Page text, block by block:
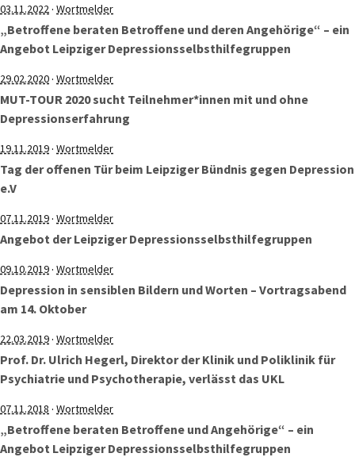
03.11.2022· Wortmelder
„Betroffene beraten Betroffene und deren Angehörige“ – ein
Angebot Leipziger Depressionsselbsthilfegruppen
29.02.2020· Wortmelder
MUT-TOUR 2020 sucht Teilnehmer*innen mit und ohne
Depressionserfahrung
19.11.2019· Wortmelder
Tag der offenen Tür beim Leipziger Bündnis gegen Depression
e.V
07.11.2019· Wortmelder
Angebot der Leipziger Depressionsselbsthilfegruppen
09.10.2019· Wortmelder
Depression in sensiblen Bildern und Worten – Vortragsabend
am 14. Oktober
22.03.2019· Wortmelder
Prof. Dr. Ulrich Hegerl, Direktor der Klinik und Poliklinik für
Psychiatrie und Psychotherapie, verlässt das UKL
07.11.2018 · Wortmelder
„Betroffene beraten Betroffene und Angehörige“ – ein
Angebot Leipziger Depressionsselbsthilfegruppen